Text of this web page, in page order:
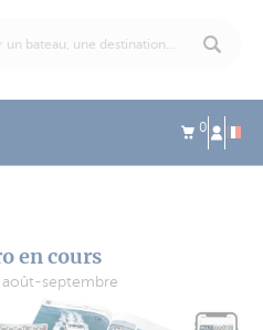
0
en cours
septembre